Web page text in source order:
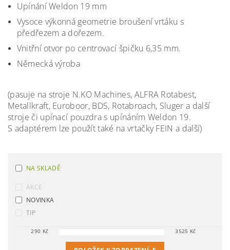
Upínání Weldon 19 mm
Vysoce výkonná geometrie broušení vrtáku s
předřezem a dořezem.
Vnitřní otvor po centrovací špičku 6,35 mm.
Německá výroba
(pasuje na stroje N.KO Machines, ALFRA Rotabest,
Metallkraft, Euroboor, BDS, Rotabroach, Sluger a další
stroje či upínací pouzdra s upínáním Weldon 19.
S adaptérem lze použít také na vrtačky FEIN a další)
NA SKLADĚ
AKCE
NOVINKA
TIP
290 Kč 3525 Kč